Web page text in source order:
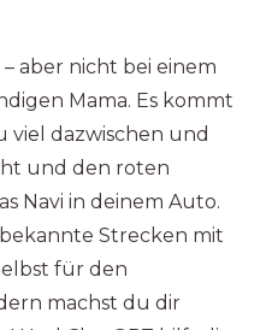
aber nicht bei einem
Mama. Es kommt
viel dazwischen und
und den roten
Navi in deinem Auto.
Strecken mit
für den
machst du dir